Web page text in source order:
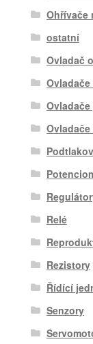
Ohřívače
ostatní
Ovladač
Relé
Rezistory
Řídící
Senzory